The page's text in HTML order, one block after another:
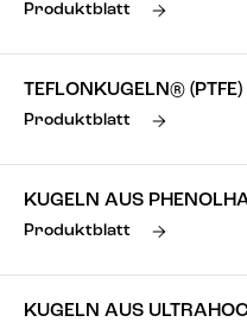
Produktblatt
TEFLONKUGELN® (PTFE)
Produktblatt
KUGELN AUS
Produktblatt
KUGELN AUS